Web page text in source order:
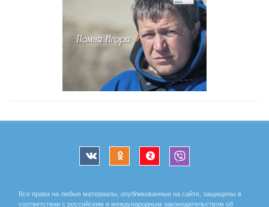
Все права на любые материалы, опубликованные на сайте, защищены в
соответствии с российским и международным законодательством об